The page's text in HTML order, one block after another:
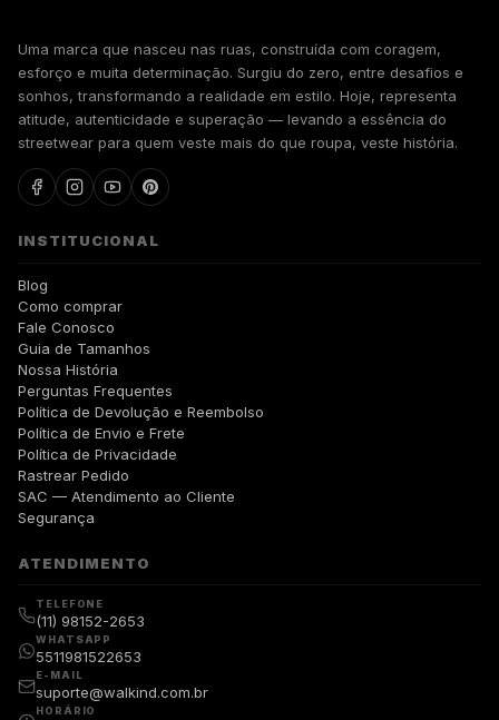
Uma marca que nasceu nas ruas, construída com coragem,
esforço e muita determinação. Surgiu do zero, entre desafios e
sonhos, transformando a realidade em estilo. Hoje, representa
atitude, autenticidade e superação — levando a essência do
streetwear para quem veste mais do que roupa, veste história.
INSTITUCIONAL
Blog
Como comprar
Fale Conosco
Guia de Tamanhos
Nossa História
Perguntas Frequentes
Política de Devolução e Reembolso
Política de Envio e Frete
Política de Privacidade
Rastrear Pedido
SAC — Atendimento ao Cliente
Segurança
ATENDIMENTO
TELEFONE
(11) 98152-2653
WHATSAPP
5511981522653
E-MAIL
suporte@walkind.com.br
HORÁRIO